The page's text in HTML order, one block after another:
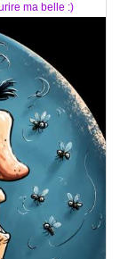
ma belle :)